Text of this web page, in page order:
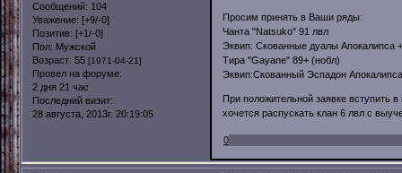
Сообщений: 104
Уважение: [+9/-0]
Позитив: [+1/-0]
Пол: Мужской
Возраст: 55 [1971-04-21]
Провел на форуме:
2 дня 21 час
Последний визит:
28 августа, 2013г. 20:19:05
Просим принять в Ваши ряды:
Чанта "Natsuko" 91 лвл
Эквип: Скованные дуалы Апокалипса
Тира "Gayane" 89+ (нобл)
Эквип:Скованный Эспадон
При положительной заявке вступить
хочется распускать клан 6 лвл с
0